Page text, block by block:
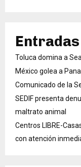
Toluca domina a
México golea a
Comunicado de la
SEDIF presenta
maltrato animal
Centros LIBRE-
con atención